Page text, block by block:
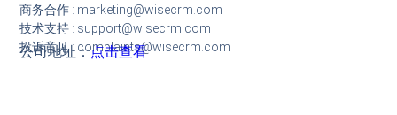
商务合作 : marketing@wisecrm.com
技术支持 : support@wisecrm.com
投诉意见 : complaints@wisecrm.com
公司地址：点击查看